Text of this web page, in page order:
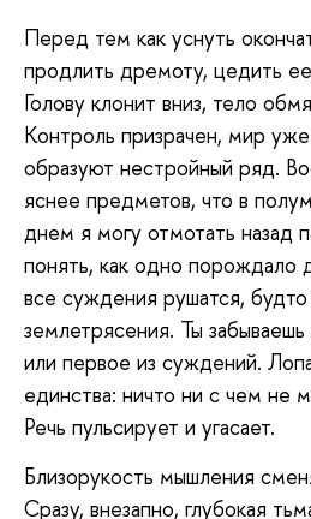
Перед тем как уснуть
продлить дремоту, цедить
Голову клонит вниз, тело
Контроль призрачен, мир
образуют нестройный ряд.
яснее предметов, что в
днем я могу отмотать назад
понять, как одно порождало
все суждения рушатся,
землетрясения. Ты
или первое из суждений.
единства: ничто ни с чем не
Речь пульсирует и угасает.
Близорукость мышления
Сразу, внезапно, глубокая